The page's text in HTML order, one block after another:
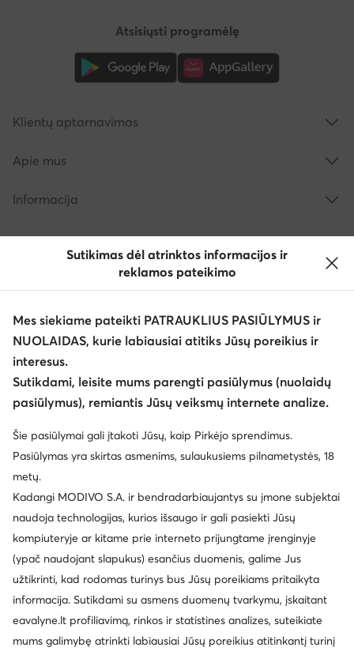
Atsisiųsti programėlę
Klientų aptarnavimas
Apie mus
Informacija
© eavalyne.lt 2026
Taisyklės
Pakeisti nustatymus
Privatumo politika
Duomenų apsauga
Sutikimas dėl atrinktos informacijos ir
reklamos pateikimo
Mes siekiame pateikti PATRAUKLIUS PASIŪLYMUS ir
NUOLAIDAS, kurie labiausiai atitiks Jūsų poreikius ir
interesus.
Sutikdami, leisite mums parengti pasiūlymus (nuolaidų
pasiūlymus), remiantis Jūsų veiksmų internete analize.
Šie pasiūlymai gali įtakoti Jūsų, kaip Pirkėjo sprendimus.
Pasiūlymas yra skirtas asmenims, sulaukusiems pilnametystės, 18
metų.
Kadangi MODIVO S.A. ir bendradarbiaujantys su įmone subjektai
naudoja technologijas, kurios išsaugo ir gali pasiekti Jūsų
kompiuteryje ar kitame prie interneto prijungtame įrenginyje
(ypač naudojant slapukus) esančius duomenis, galime Jus
užtikrinti, kad rodomas turinys bus Jūsų poreikiams pritaikyta
informacija. Sutikdami su asmens duomenų tvarkymu, įskaitant
eavalyne.lt profiliavimą, rinkos ir statistines analizes, suteikiate
mums galimybę atrinkti labiausiai Jūsų poreikius atitinkantį turinį